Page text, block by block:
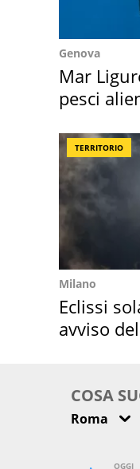
Genova
Mar
pesci
TERRITORIO
Milano
Eclissi
avviso